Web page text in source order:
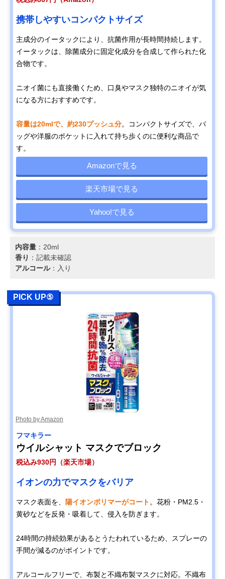
携帯しやすいコンパクトサイズ
主成分のイータックにより、抗菌作用が長時間持続します。
イータックは、除菌成分に固定化成分を合成して作られた化
合物です。
ニオイ菌にも直接働くため、口臭やマスク独特のニオイが気
になる方におすすめです。
容量は20mlで、約230プッシュ分。コンパクトサイズで、バ
ッグや洋服のポケットに入れて持ち歩くのに便利な商品で
す。
Amazonで見る
楽天市場で見る
Yahoo!で見る
内容量 ：20ml
香り ：記載未確認
アルコール：入り
PICK UP⑤
Photo by Amazon
フマキラー
ウイルシャット マスクでブロック
税込み930円（楽天市場）
イオンの力でマスクをバリア
マスク表面を、 陽イオンポリマーがコート 。花粉・PM2.5・
黄砂などを反発・吸着して、侵入を防ぎます。
24時間の持続効果があるとうたわれているため、スプレーの
手間が減るのがポイントです。
アルコールフリーで、布製と不織布製マスクに対応。不織布